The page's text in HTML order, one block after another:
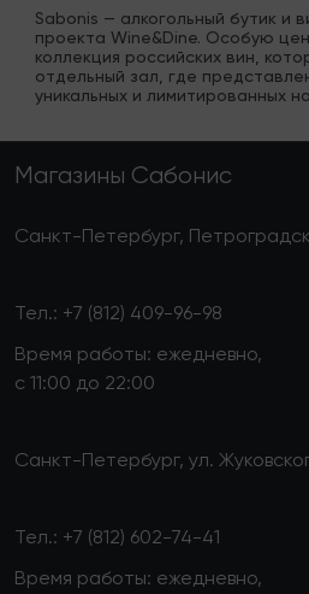
Sabonis — алкогольный бутик и
проекта Wine&Dine. Особую
коллекция российских вин,
отдельный зал, где
уникальных и лимитированных
Магазины Сабонис
Санкт-Петербург,
Тел.: +7 (812) 409-96-98
Время работы: ежедневно,
с 11:00 до 22:00
Санкт-Петербург, ул.
Тел.: +7 (812) 602-74-41
Время работы: ежедневно,